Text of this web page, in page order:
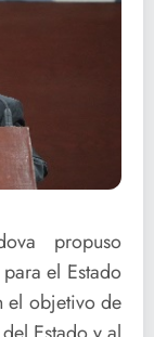
propuso
el Estado
el objetivo de